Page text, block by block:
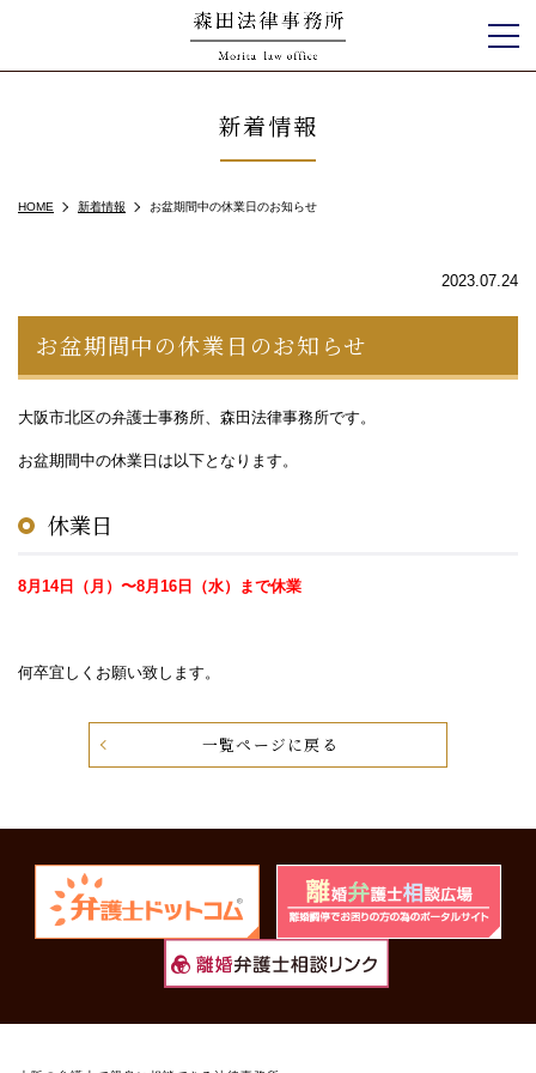
新着情報
HOME 新着情報 お盆期間中の休業日のお知らせ
2023.07.24
お盆期間中の休業日のお知らせ
大阪市北区の弁護士事務所、森田法律事務所です。
お盆期間中の休業日は以下となります。
休業日
8月14日（月）〜8月16日（水）まで休業
何卒宜しくお願い致します。
一覧ページに戻る